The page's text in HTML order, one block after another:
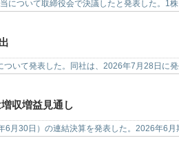
について取締役会で決議したと発表した。1株
いて発表した。同社は、2026年7月28日に
収増益見通し
月30日）の連結決算を発表した。2026年6月